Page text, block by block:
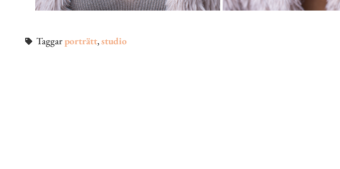
Taggarporträtt,studio